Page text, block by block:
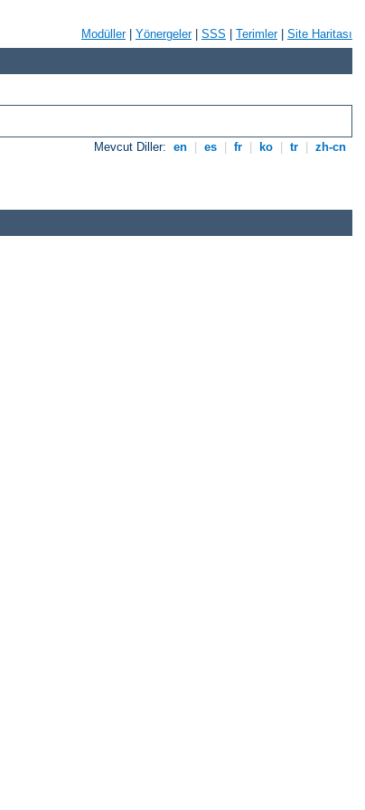
Modüller| Yönergeler| SSS Terimler| Site Haritası
Mevcut Diller: en es fr ko tr zh-cn